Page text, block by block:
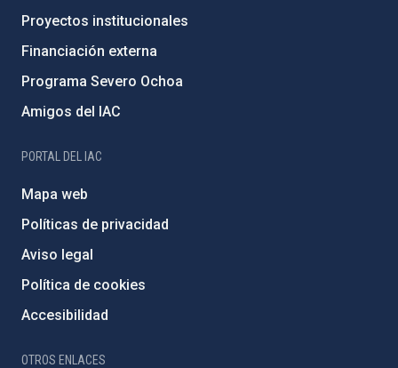
Proyectos institucionales
Financiación externa
Programa Severo Ochoa
Amigos del IAC
PORTAL DEL IAC
Mapa web
Políticas de privacidad
Aviso legal
Política de cookies
Accesibilidad
OTROS ENLACES